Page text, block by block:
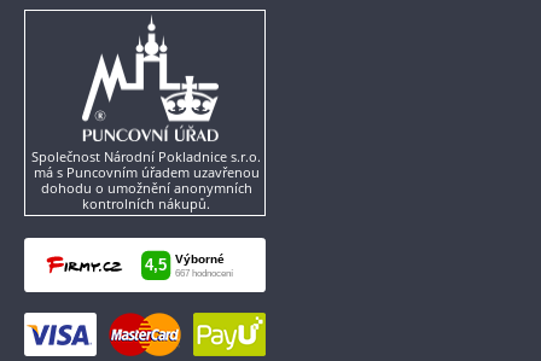
Společnost Národní Pokladnice s.r.o.
má s Puncovním úřadem uzavřenou
dohodu o umožnění anonymních
kontrolních nákupů.